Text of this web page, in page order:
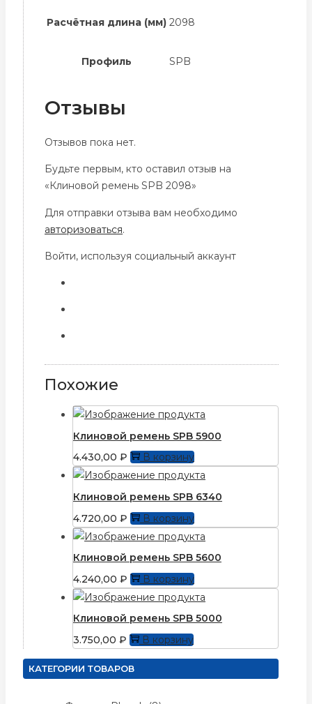
Расчётная длина (мм) 2098
Профиль SPB
Отзывы
Отзывов пока нет.
Будьте первым, кто оставил отзыв на
«Клиновой ремень SPB 2098»
Для отправки отзыва вам необходимо
авторизоваться.
Войти, используя социальный аккаунт
Похожие
Клиновой ремень SPB 5900
4.430,00 ₽ В корзину
Клиновой ремень SPB 6340
4.720,00 ₽ В корзину
Клиновой ремень SPB 5600
4.240,00 ₽ В корзину
Клиновой ремень SPB 5000
3.750,00 ₽ В корзину
КАТЕГОРИИ ТОВАРОВ